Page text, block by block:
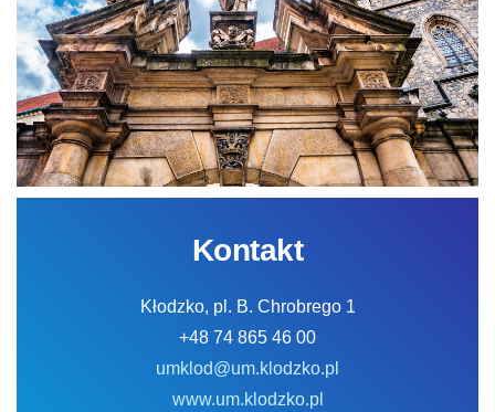
Kontakt
Kłodzko, pl. B. Chrobrego 1
+48 74 865 46 00
umklod@um.klodzko.pl
www.um.klodzko.pl